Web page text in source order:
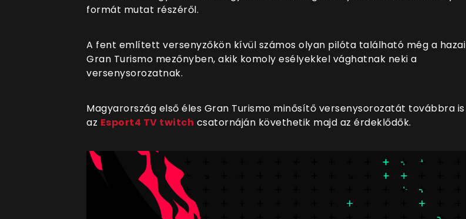
formát mutat részéről.
A fent említett versenyzőkön kívül számos olyan pilóta található még a hazai
Gran Turismo mezőnyben, akik komoly esélyekkel vághatnak neki a
versenysorozatnak.
Magyarország első éles Gran Turismo minősítő versenysorozatát továbbra is
az Esport4 TV twitch csatornáján követhetik majd az érdeklődők.